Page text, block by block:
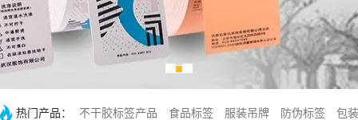
热门产品： 不干胶标签产品 食品标签 服装吊牌 防伪标签 包